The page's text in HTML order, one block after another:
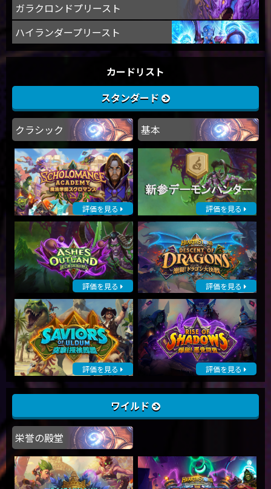
ガラクロンドプリースト
ハイランダープリースト
カードリスト
スタンダード
クラシック 基本
評価を見る 評価を見る
評価を見る 評価を見る
評価を見る 評価を見る
ワイルド
栄誉の殿堂